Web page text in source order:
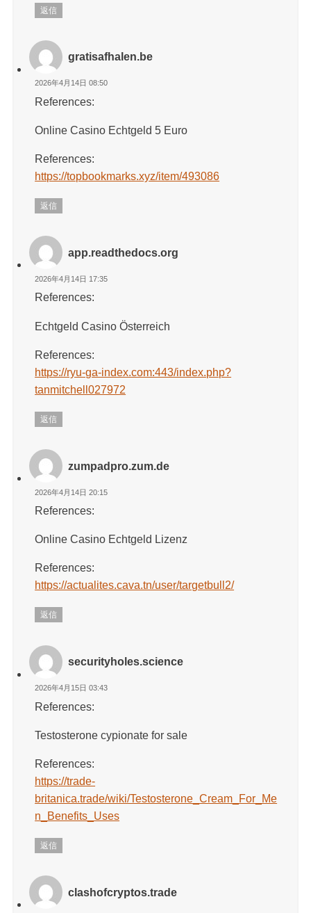
返信
gratisafhalen.be
2026年4月14日 08:50
References:
Online Casino Echtgeld 5 Euro
References:
https://topbookmarks.xyz/item/493086
返信
app.readthedocs.org
2026年4月14日 17:35
References:
Echtgeld Casino Österreich
References:
https://ryu-ga-index.com:443/index.php?
tanmitchell027972
返信
zumpadpro.zum.de
2026年4月14日 20:15
References:
Online Casino Echtgeld Lizenz
References:
https://actualites.cava.tn/user/targetbull2/
返信
securityholes.science
2026年4月15日 03:43
References:
Testosterone cypionate for sale
References:
https://trade-
britanica.trade/wiki/Testosterone_Cream_For_Me
n_Benefits_Uses
返信
clashofcryptos.trade